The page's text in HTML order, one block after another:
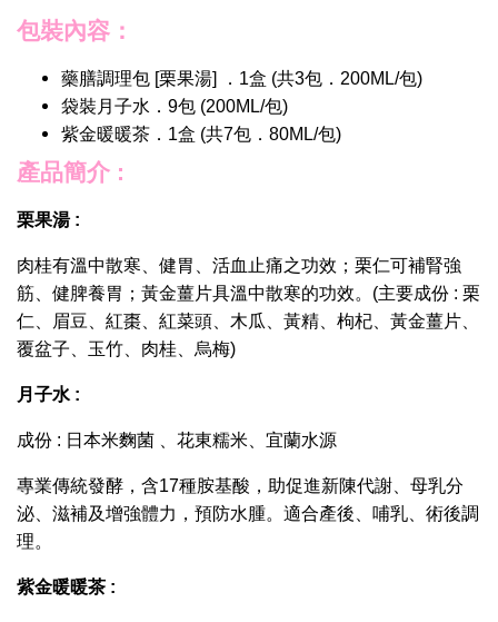
包裝內容：
藥膳調理包 [栗果湯] ．1盒 (共3包．200ML/包)
袋裝月子水．9包 (200ML/包)
紫金暖暖茶．1盒 (共7包．80ML/包)
產品簡介 :
栗果湯 :
肉桂有溫中散寒、健胃、活血止痛之功效；栗仁可補腎強
筋、健脾養胃；黃金薑片具溫中散寒的功效。(主要成份 : 栗
仁、眉豆、紅棗、紅菜頭、木瓜、黃精、枸杞、黃金薑片、
覆盆子、玉竹、肉桂、烏梅)
月子水 :
成份 : 日本米麴菌 、花東糯米、宜蘭水源
專業傳統發酵，含17種胺基酸，助促進新陳代謝、母乳分
泌、滋補及增強體力，預防水腫。適合產後、哺乳、術後調
理。
紫金暖暖茶 :